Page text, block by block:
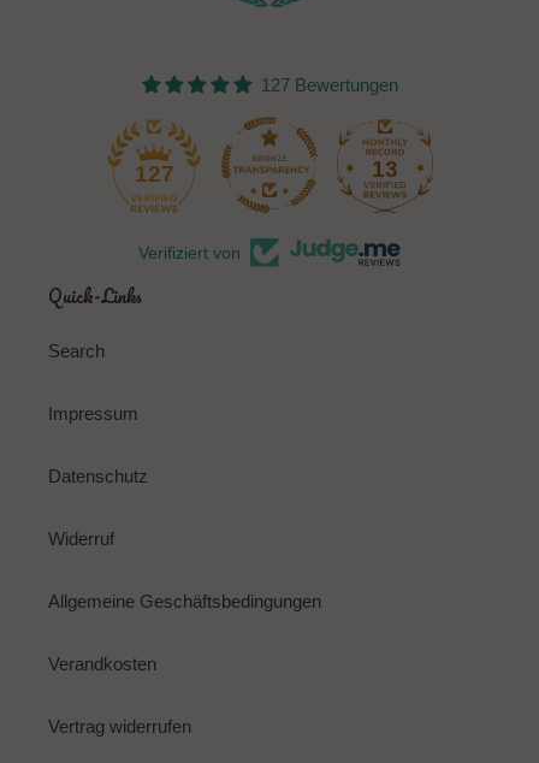
127 Bewertungen
127 13
Verifiziert von
Quick-Links
Search
Impressum
Datenschutz
Widerruf
Allgemeine Geschäftsbedingungen
Verandkosten
Vertrag widerrufen